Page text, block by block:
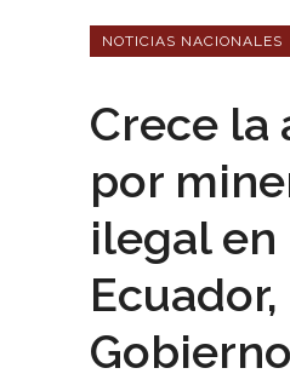
NOTICIAS NACIONALES
Crece la
por
ilegal en